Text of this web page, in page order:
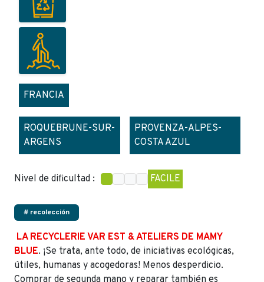
FRANCIA
ROQUEBRUNE-SUR-
ARGENS
PROVENZA-ALPES-
COSTA AZUL
Nivel de dificultad : FACILE
# recolección
LA RECYCLERIE VAR EST & ATELIERS DE MAMY
BLUE. ¡Se trata, ante todo, de iniciativas ecológicas,
útiles, humanas y acogedoras! Menos desperdicio.
Comprar de segunda mano y reparar también es